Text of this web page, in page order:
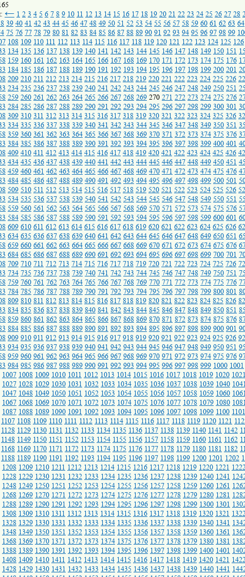
← 1 2 3 4 5 6 7 8 9 10 11 12 13 14 15 16 17 18 19 20 21 22 23 24 25 26 27 28
39 40 41 42 43 44 45 46 47 48 49 50 51 52 53 54 55 56 57 58 59 60 61 62 63 64
75 76 77 78 79 80 81 82 83 84 85 86 87 88 89 90 91 92 93 94 95 96 97 98 99
108 109 110 111 112 113 114 115 116 117 118 119 120 121 122 123 124 125 126
134 135 136 137 138 139 140 141 142 143 144 145 146 147 148 149 150 151
159 160 161 162 163 164 165 166 167 168 169 170 171 172 173 174 175 176
184 185 186 187 188 189 190 191 192 193 194 195 196 197 198 199 200 201
209 210 211 212 213 214 215 216 217 218 219 220 221 222 223 224 225 226
234 235 236 237 238 239 240 241 242 243 244 245 246 247 248 249 250 251
259 260 261 262 263 264 265 266 267 268 269 270 271 272 273 274 275 276
284 285 286 287 288 289 290 291 292 293 294 295 296 297 298 299 300 301
309 310 311 312 313 314 315 316 317 318 319 320 321 322 323 324 325 326
334 335 336 337 338 339 340 341 342 343 344 345 346 347 348 349 350 351
359 360 361 362 363 364 365 366 367 368 369 370 371 372 373 374 375 376
384 385 386 387 388 389 390 391 392 393 394 395 396 397 398 399 400 401
409 410 411 412 413 414 415 416 417 418 419 420 421 422 423 424 425 426
434 435 436 437 438 439 440 441 442 443 444 445 446 447 448 449 450 451
459 460 461 462 463 464 465 466 467 468 469 470 471 472 473 474 475 476
484 485 486 487 488 489 490 491 492 493 494 495 496 497 498 499 500 501
509 510 511 512 513 514 515 516 517 518 519 520 521 522 523 524 525 526
534 535 536 537 538 539 540 541 542 543 544 545 546 547 548 549 550 551
559 560 561 562 563 564 565 566 567 568 569 570 571 572 573 574 575 576
584 585 586 587 588 589 590 591 592 593 594 595 596 597 598 599 600 601
609 610 611 612 613 614 615 616 617 618 619 620 621 622 623 624 625 626
634 635 636 637 638 639 640 641 642 643 644 645 646 647 648 649 650 651
659 660 661 662 663 664 665 666 667 668 669 670 671 672 673 674 675 676
684 685 686 687 688 689 690 691 692 693 694 695 696 697 698 699 700 701
709 710 711 712 713 714 715 716 717 718 719 720 721 722 723 724 725 726
734 735 736 737 738 739 740 741 742 743 744 745 746 747 748 749 750 751
759 760 761 762 763 764 765 766 767 768 769 770 771 772 773 774 775 776
784 785 786 787 788 789 790 791 792 793 794 795 796 797 798 799 800 801
809 810 811 812 813 814 815 816 817 818 819 820 821 822 823 824 825 826
834 835 836 837 838 839 840 841 842 843 844 845 846 847 848 849 850 851
859 860 861 862 863 864 865 866 867 868 869 870 871 872 873 874 875 876
884 885 886 887 888 889 890 891 892 893 894 895 896 897 898 899 900 901
909 910 911 912 913 914 915 916 917 918 919 920 921 922 923 924 925 926
934 935 936 937 938 939 940 941 942 943 944 945 946 947 948 949 950 951
959 960 961 962 963 964 965 966 967 968 969 970 971 972 973 974 975 976
984 985 986 987 988 989 990 991 992 993 994 995 996 997 998 999 1000 1001
1007 1008 1009 1010 1011 1012 1013 1014 1015 1016 1017 1018 1019 1020 1021
1027 1028 1029 1030 1031 1032 1033 1034 1035 1036 1037 1038 1039 1040 1041
1047 1048 1049 1050 1051 1052 1053 1054 1055 1056 1057 1058 1059 1060 1061
1067 1068 1069 1070 1071 1072 1073 1074 1075 1076 1077 1078 1079 1080 1081
1087 1088 1089 1090 1091 1092 1093 1094 1095 1096 1097 1098 1099 1100 1101
1107 1108 1109 1110 1111 1112 1113 1114 1115 1116 1117 1118 1119 1120 1121
1128 1129 1130 1131 1132 1133 1134 1135 1136 1137 1138 1139 1140 1141 1142
1148 1149 1150 1151 1152 1153 1154 1155 1156 1157 1158 1159 1160 1161 1162
1168 1169 1170 1171 1172 1173 1174 1175 1176 1177 1178 1179 1180 1181 1182
1188 1189 1190 1191 1192 1193 1194 1195 1196 1197 1198 1199 1200 1201 1202
1208 1209 1210 1211 1212 1213 1214 1215 1216 1217 1218 1219 1220 1221
1228 1229 1230 1231 1232 1233 1234 1235 1236 1237 1238 1239 1240 1241
1248 1249 1250 1251 1252 1253 1254 1255 1256 1257 1258 1259 1260 1261
1268 1269 1270 1271 1272 1273 1274 1275 1276 1277 1278 1279 1280 1281
1288 1289 1290 1291 1292 1293 1294 1295 1296 1297 1298 1299 1300 1301
1308 1309 1310 1311 1312 1313 1314 1315 1316 1317 1318 1319 1320 1321
1328 1329 1330 1331 1332 1333 1334 1335 1336 1337 1338 1339 1340 1341
1348 1349 1350 1351 1352 1353 1354 1355 1356 1357 1358 1359 1360 1361
1368 1369 1370 1371 1372 1373 1374 1375 1376 1377 1378 1379 1380 1381
1388 1389 1390 1391 1392 1393 1394 1395 1396 1397 1398 1399 1400 1401
1408 1409 1410 1411 1412 1413 1414 1415 1416 1417 1418 1419 1420 1421
1428 1429 1430 1431 1432 1433 1434 1435 1436 1437 1438 1439 1440 1441